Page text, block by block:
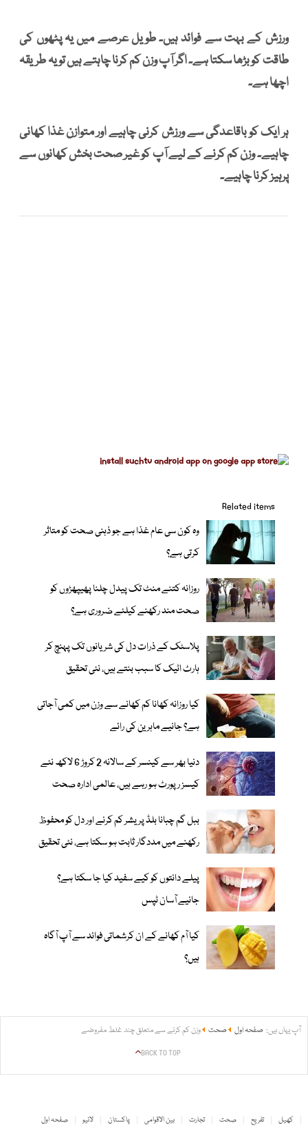
ورزش کے بہت سے فوائد ہیں۔ طویل عرصے میں یہ پٹھوں کی
طاقت کو بڑھا سکتا ہے۔ اگر آپ وزن کم کرنا چاہتے ہیں تو یہ طریقہ
اچھا ہے۔
ہر ایک کو باقاعدگی سے ورزش کرنی چاہیے اور متوازن غذا کھانی
چاہیے۔ وزن کم کرنے کے لیے آپ کو غیر صحت بخش کھانوں سے
پرہیز کرنا چاہیے۔
Related items
وہ کون سی عام غذا ہے جو ذہنی صحت کو متاثر
کرتی ہے؟
روزانہ کتنے منٹ تک پیدل چلنا پھیپھڑوں کو
صحت مند رکھنے کیلئے ضروری ہے؟
پلاسٹک کے ذرات دل کی شریانوں تک پہنچ کر
ہارٹ اٹیک کا سبب بنتے ہیں، نئی تحقیق
کیا روزانہ کھانا کم کھانے سے وزن میں کمی آجاتی
ہے؟ جانیے ماہرین کی رائے
دنیا بھر سے کینسر کے سالانہ 2 کروڑ 6 لاکھ نئے
کیسز رپورٹ ہو رہے ہیں، عالمی ادارہ صحت
ببل گم چبانا بلڈ پریشر کم کرنے اور دل کو محفوظ
رکھنے میں مددگار ثابت ہو سکتا ہے، نئی تحقیق
پیلے دانتوں کو کیے سفید کیا جا سکتا ہے؟
جانیے آسان ٹپس
کیا آم کھانے کے ان کرشماتی فوائد سے آپ آگاہ
ہیں؟
آپ یہاں ہیں: صفحہ اول صحت وزن کم کرنے سے متعلق چند غلط مفروضے
BACK TO TOP
صفحہ اول لائیو پاکستان بین الاقوامی تجارت صحت تفریح کھیل